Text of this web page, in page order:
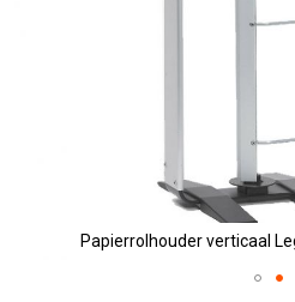
Papierrolhouder verticaal